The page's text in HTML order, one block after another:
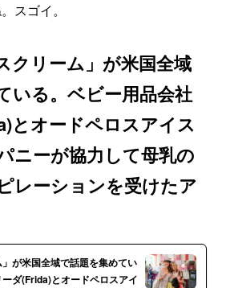
スゴイ。
クリーム」が米国全域
いる。ベビー用品会社
とオードペロスアイス
ニーが協力して母乳の
レーションを受けたア
」が米国全域で話題を集めてい
ダ(Frida)とオードペロスアイ